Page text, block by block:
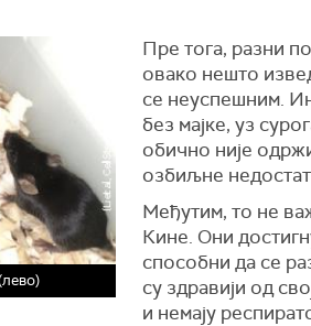
Пре тога, разни
овако нешто
се неуспешним.
без мајке, уз
обично није
озбиљне
Међутим, то не
Кине. Они
способни да се
су здравији од
и немају